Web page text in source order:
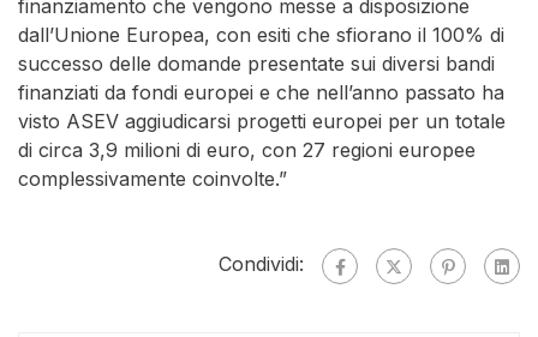
finanziamento che vengono messe a disposizione
dall’Unione Europea, con esiti che sfiorano il 100% di
successo delle domande presentate sui diversi bandi
finanziati da fondi europei e che nell’anno passato ha
visto ASEV aggiudicarsi progetti europei per un totale
di circa 3,9 milioni di euro, con 27 regioni europee
complessivamente coinvolte.”
Condividi: